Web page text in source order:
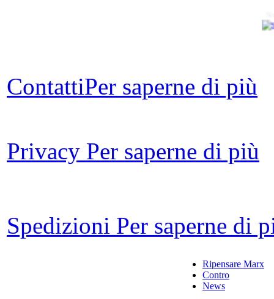
ContattiPer saperne di più
Privacy Per saperne di più
Spedizioni Per saperne di
Ripensare Marx
Contro
News